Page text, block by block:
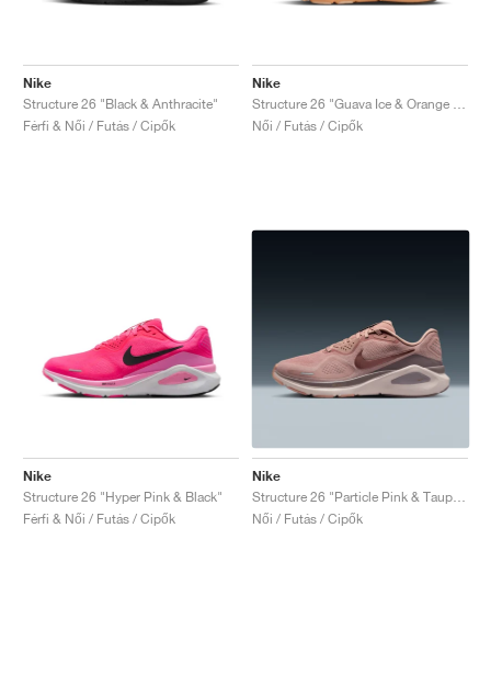
Nike
Structure 26 "Black & Anthracite"
Férfi & Női / Futás / Cipők
Nike
Női / Futás / Cipők
Nike
Structure 26 "Hyper Pink & Black"
Férfi & Női / Futás / Cipők
Nike
Női / Futás / Cipők